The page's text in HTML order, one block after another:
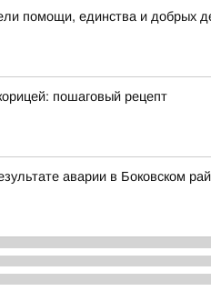
помощи, единства и добрых
пошаговый рецепт
аварии в Боковском